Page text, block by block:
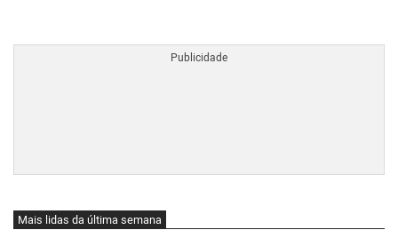
Mais lidas da última semana